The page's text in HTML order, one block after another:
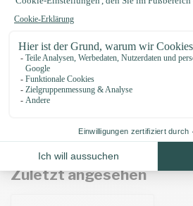
Buckle 20MM Kunststoff
Auf Lager
EM Keramik 50 gramm (35
Stücke)
Zuletzt angesehen